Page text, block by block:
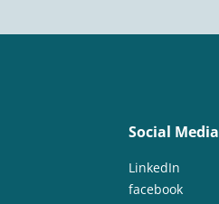
Social Media
LinkedIn
facebook